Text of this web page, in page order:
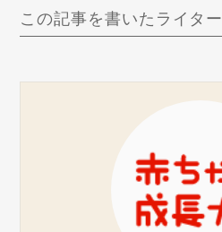
この記事を書いたライター